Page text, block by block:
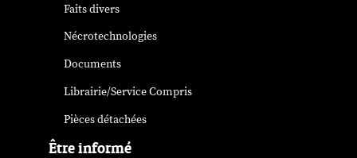
Faits divers
Nécrotechnologies
Documents
Librairie/Service Compris
Pièces détachées
Être informé